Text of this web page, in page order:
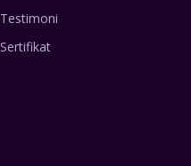
Testimoni
Sertifikat